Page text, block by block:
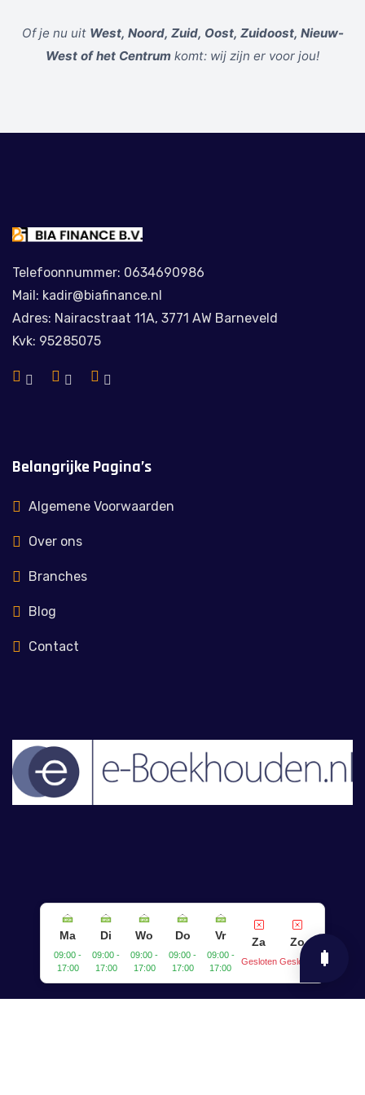
kosten.
specialiseren, kennen we alle fiscale regels en
voordelen voor deze groep als geen ander.
Of je nu uit West, Noord, Zuid, Oost, Zuidoost, Nieuw-
West of het Centrum komt: wij zijn er voor jou!
Telefoonnummer: 0634690986
Mail: kadir@biafinance.nl
Adres: Nairacstraat 11A, 3771 AW Barneveld
Kvk: 95285075
Belangrijke Pagina’s
Algemene Voorwaarden
Over ons
Branches
Blog
Contact
Ma
09:00 -
17:00
Di
09:00 -
17:00
Wo
09:00 -
17:00
Do
09:00 -
17:00
Vr
09:00 -
17:00
Za
Gesloten
Zo
Gesloten